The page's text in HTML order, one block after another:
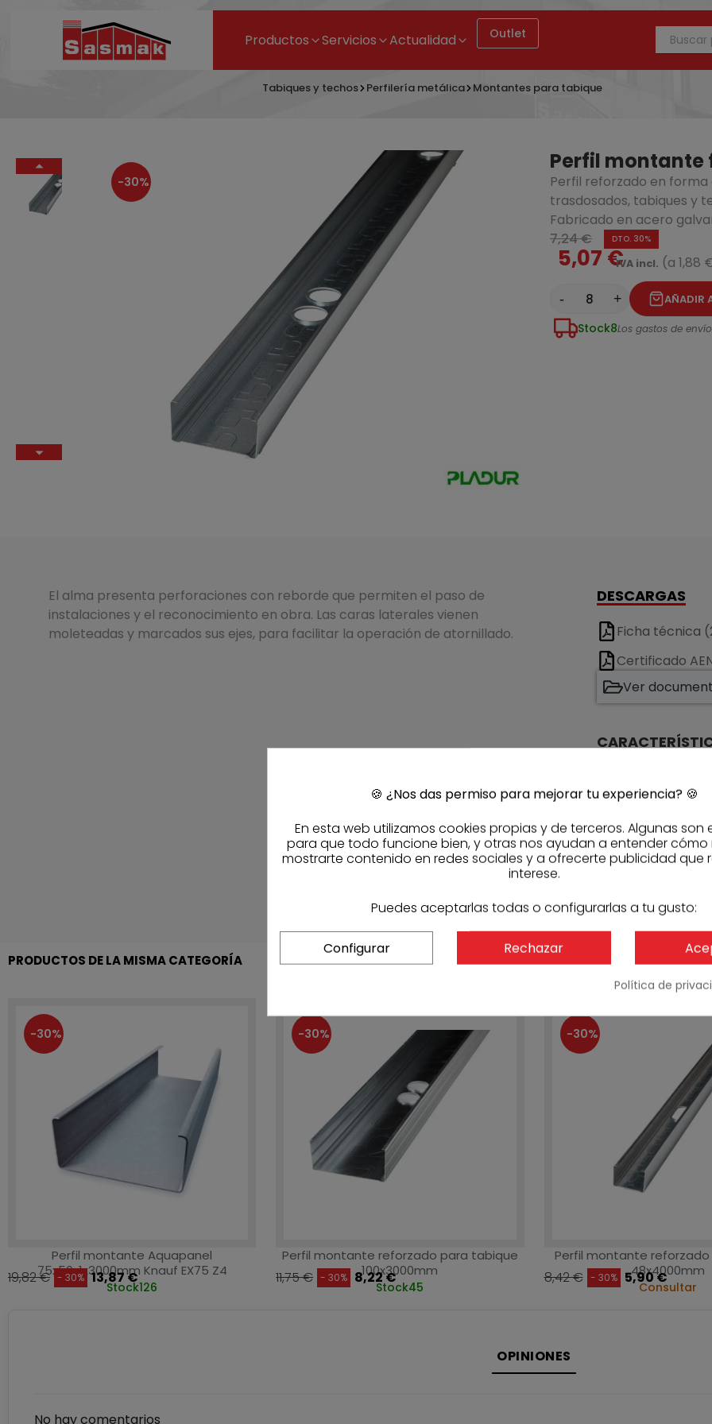
Productos Servicios Actualidad Outlet
Tabiques y techos Perfilería metálica Montantes para tabique
-30%
Perfil montante
Perfil reforzado en
trasdosados, tabiques y
Fabricado en acero
7,24 €
DTO. 30%
5,07 €IVA incl. (a 1,88
- + AÑADIR
Stock8Los gastos de
El alma presenta perforaciones con reborde que permiten el paso de
instalaciones y el reconocimiento en obra. Las caras laterales vienen
moleteadas y marcados sus ejes, para facilitar la operación de atornillado.
DESCARGAS
Ficha técnica
Certificado
Ver
Ancho (mm)
Cant. palet
Código Sasmak
Referencia
PRODUCTOS DE LA MISMA CATEGORÍA
-30%
Perfil montante Aquapanel
75x50x1x3000mm Knauf EX75 Z4
19,82 € - 30% 13,87 €
Stock126
-30%
Perfil montante reforzado para tabique
100x3000mm
11,75 € - 30% 8,22 €
Stock45
-30%
Perfil montante
48x4000mm
8,42 € - 30% 5,90 €
Consultar
OPINIONES
No hay comentarios
Perfil montante forma C de 48x3500mm
🍪 ¿Nos das permiso para mejorar tu experiencia? 🍪
En esta web utilizamos cookies propias y de terceros. Algunas son
para que todo funcione bien, y otras nos ayudan a entender cómo
mostrarte contenido en redes sociales y a ofrecerte publicidad que
interese.
Puedes aceptarlas todas o configurarlas a tu gusto:
Configurar Rechazar
Política de